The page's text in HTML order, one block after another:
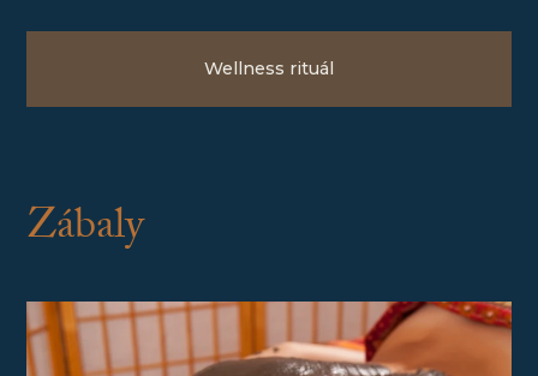
Wellness rituál
Zábaly